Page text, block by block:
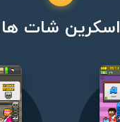
اسکرین شات ها